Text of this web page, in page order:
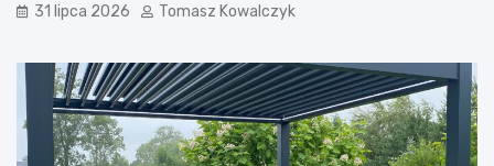
31 lipca 2026 Tomasz Kowalczyk